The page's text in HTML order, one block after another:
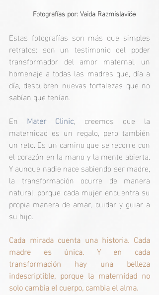
     Fotografías por: Vaida Razmislavi
čė
Estas fotografías son más que simples
retratos: son un testimonio del poder
transformador del amor maternal, un
homenaje a todas las madres que, día a
día, descubren nuevas fortalezas que no
sabían que tenían.
En Mater Clinic, creemos que la
maternidad es un regalo, pero también
un reto. Es un camino que se recorre con
el corazón en la mano y la mente abierta.
Y aunque nadie nace sabiendo ser madre,
la transformación ocurre de manera
natural, porque cada mujer encuentra su
propia manera de amar, cuidar y guiar a
su hijo.
Cada mirada cuenta una historia. Cada
madre es única. Y en cada
transformación hay una belleza
indescriptible, porque la maternidad no
solo cambia el cuerpo, cambia el alma.